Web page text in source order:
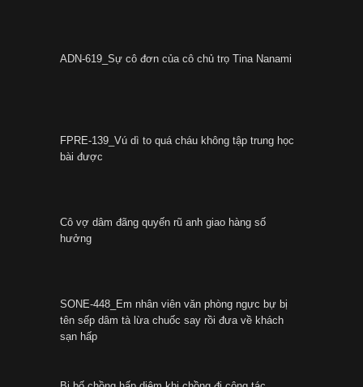
ADN-619_Sự cô đơn của cô chủ trọ Tina Nanami
FPRE-139_Vú dì to quá cháu không tập trung học
bài được
Cô vợ dâm đãng quyến rũ anh giao hàng số
hưởng
SONE-448_Em nhân viên văn phòng ngực bự bị
tên sếp dâm tà lừa chuốc say rồi đưa về khách
sạn hấp